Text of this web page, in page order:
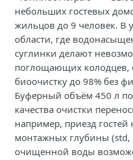
небольших гостевых
жильцов до 9 человек. В
области, где
суглинки делают
поглощающих колодцев,
биоочистку до 98% без
Буферный объём 450 л
качества очистки
например, приезд
монтажных глубины (std,
очищенной воды